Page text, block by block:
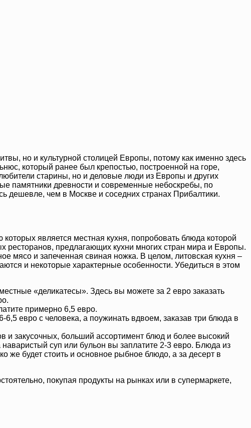
но и культурной столицей Европы, потому как именно здесь
который ранее был крепостью, построенной на горе,
старины, но и деловые люди из Европы и других
памятники древности и современные небоскребы, по
дешевле, чем в Москве и соседних странах Прибалтики.
является местная кухня, попробовать блюда которой
ресторанов, предлагающих кухни многих стран мира и Европы.
мясо и запеченная свиная ножка. В целом, литовская кухня –
и некоторые характерные особенности. Убедиться в этом
«деликатесы». Здесь вы можете за 2 евро заказать
примерно 6,5 евро.
евро с человека, а поужинать вдвоем, заказав три блюда в
и закусочных, больший ассортимент блюд и более высокий
суп или бульон вы заплатите 2-3 евро. Блюда из
же будет стоить и основное рыбное блюдо, а за десерт в
покупая продукты на рынках или в супермаркете,